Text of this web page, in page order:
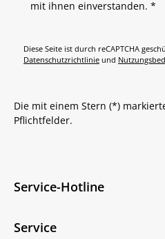
mit ihnen einverstanden. *
Diese Seite ist durch reCAPTCHA
Datenschutzrichtlinie und
Die mit einem Stern (*)
Pflichtfelder.
Service-Hotline
Service